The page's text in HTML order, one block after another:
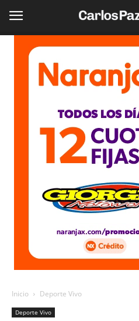
Inicio Deporte Vivo
Deporte Vivo